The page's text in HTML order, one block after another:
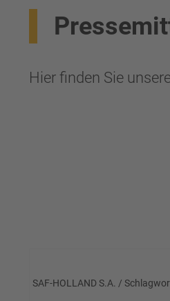
Hier finden Sie
SAF-HOLLAND S.A. /